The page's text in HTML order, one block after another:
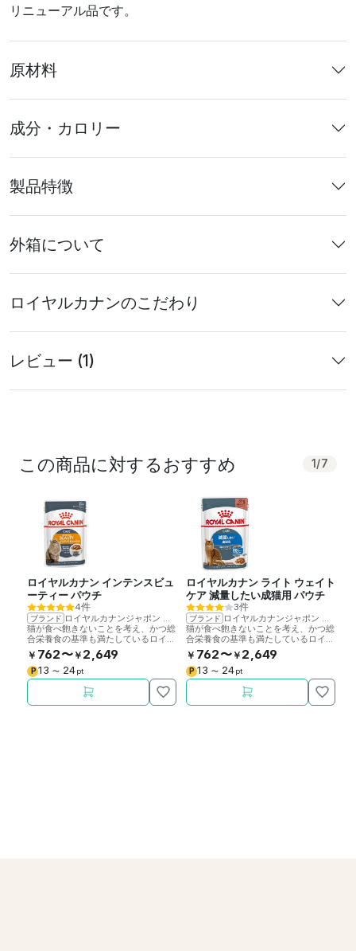
リニューアル品です。
原材料
成分・カロリー
製品特徴
外箱について
ロイヤルカナンのこだわり
レビュー (1)
この商品に対するおすすめ 1 /7
ロイヤルカナン インテンスビュ
ーティー パウチ
4件
ブランド ロイヤルカナンジャポン
ロイヤルカナン
猫が食べ飽きないことを考え、かつ総
合栄養食の基準も満たしているロイヤ
ルカナン社製成猫用ウェットフードで
す。
￥ 762〜￥ 2,649
P 13 〜 24pt
ロイヤルカナン ライト ウェイト
ケア 減量したい成猫用 パウチ
3件
ブランド ロイヤルカナンジャポン
猫が食べ飽きないことを考え、かつ総
合栄養食の基準も満たしているロイヤ
ルカナン社製成猫用ウェットフードで
す。
￥ 762〜￥ 2,649
P 13 〜 24pt